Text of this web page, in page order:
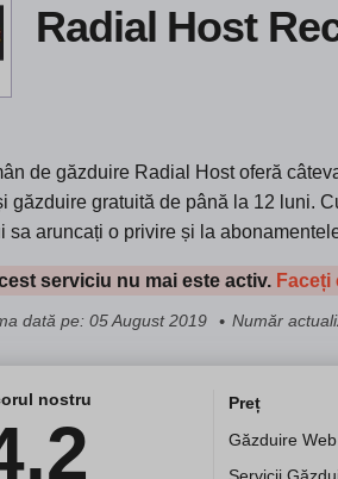
Radial Host
de găzduire Radial Host oferă
găzduire gratuită de până la 12 luni.
sa aruncați o privire și la
serviciu nu mai este activ.
dată pe: 05 August 2019 Număr
nostru
Preț
Găzduire Web